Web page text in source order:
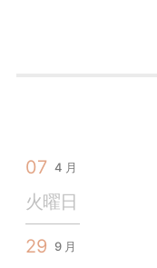
07 4月
火曜日
29 9月